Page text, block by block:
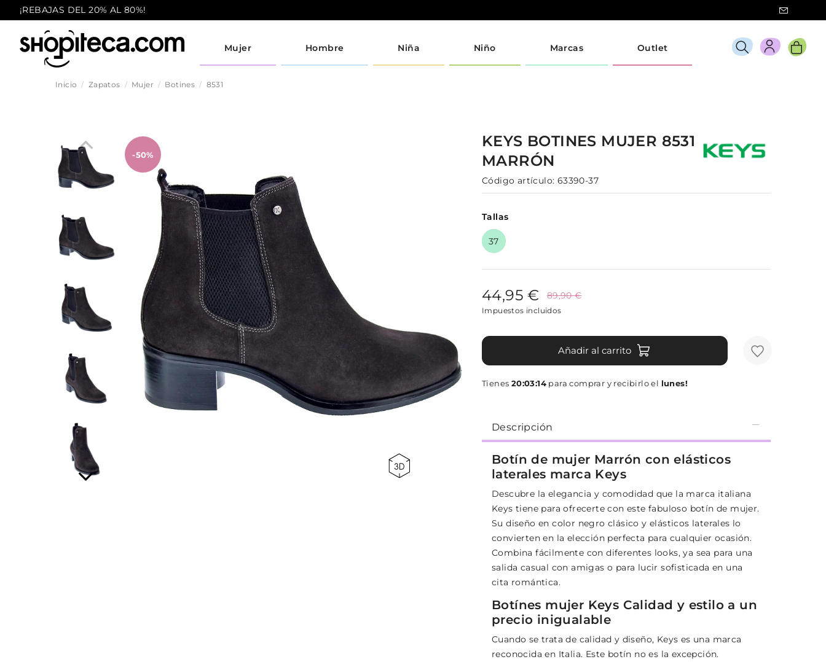
¡REBAJAS DEL 20% AL 80%!
Mujer Hombre Niña Niño Marcas Outlet
Inicio Zapatos Mujer Botines 8531
-50%
KEYS BOTINES MUJER 8531
MARRÓN
Código artículo: 63390-37
Tallas
37
44,95 € 89,90 €
Impuestos incluidos
Añadir al carrito
Tienes 20:03:13para comprar y recibirlo el lunes!
Descripción
Botín de mujer Marrón con elásticos
laterales marca Keys
Descubre la elegancia y comodidad que la marca italiana
Keys tiene para ofrecerte con este fabuloso botín de mujer.
Su diseño en color negro clásico y elásticos laterales lo
convierten en la elección perfecta para cualquier ocasión.
Combina fácilmente con diferentes looks, ya sea para una
salida casual con amigas o para lucir sofisticada en una
cita romántica.
Botínes mujer Keys Calidad y estilo a un
precio inigualable
Cuando se trata de calidad y diseño, Keys es una marca
reconocida en Italia. Este botín no es la excepción.